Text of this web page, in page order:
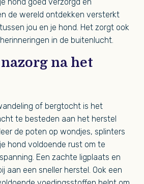
de wereld ontdekken versterkt
jou en je hond. Het zorgt ook
in de buitenlucht.
na het
of bergtocht is het
te besteden aan het herstel
de poten op wondjes, splinters
hond voldoende rust om te
Een zachte ligplaats en
aan een sneller herstel. Ook een